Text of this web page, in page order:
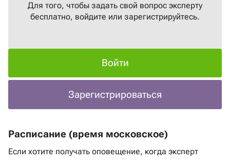
Для того, чтобы задать свой вопрос эксперту
бесплатно, войдите или зарегистрируйтесь.
Войти
Зарегистрироваться
Расписание (время московское)
Если хотите получать оповещение, когда эксперт